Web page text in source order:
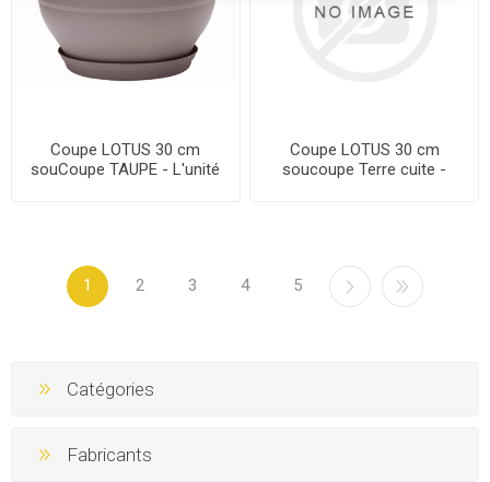
Coupe LOTUS 30 cm
souCoupe TAUPE - L'unité
Coupe LOTUS 30 cm
soucoupe Terre cuite -
1 2 3 4 5
Catégories
Fabricants